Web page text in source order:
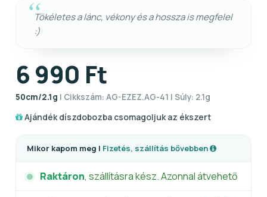
Tökéletes a lánc, vékony és a hossza is megfelel
:)
6 990 Ft
50cm/2.1g | Cikkszám: AG-EZEZ.AG-41 | Súly: 2.1g
Ajándék díszdobozba csomagoljuk az ékszert
Mikor kapom meg | Fizetés, szállítás bővebben
Raktáron, szállításra kész. Azonnal átvehető